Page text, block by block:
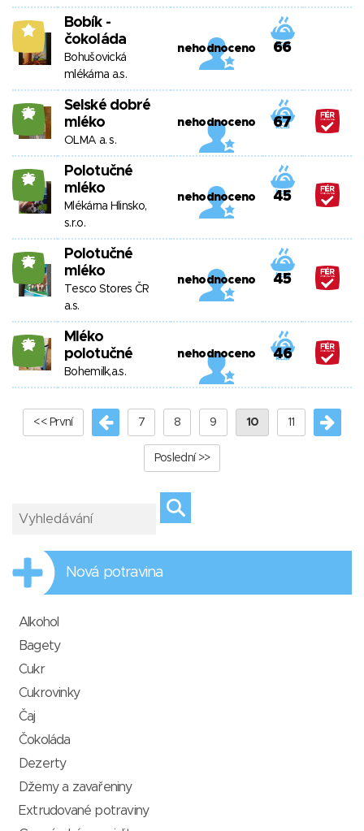
8
Bobík -
čokoláda
Bohušovická
mlékárna a.s.
nehodnoceno 66
26
Selské dobré
mléko
OLMA a. s.
nehodnoceno 67
26
Polotučné
mléko
Mlékárna Hlinsko,
s.r.o.
nehodnoceno 45
25
Polotučné
mléko
Tesco Stores ČR
a.s.
nehodnoceno 45
26
Mléko
polotučné
Bohemilk,a.s.
nehodnoceno 46
<< První 7 8 9 10 11
Poslední >>
Nová potravina
Alkohol
Bagety
Cukr
Cukrovinky
Čaj
Čokoláda
Dezerty
Džemy a zavařeniny
Extrudované potraviny